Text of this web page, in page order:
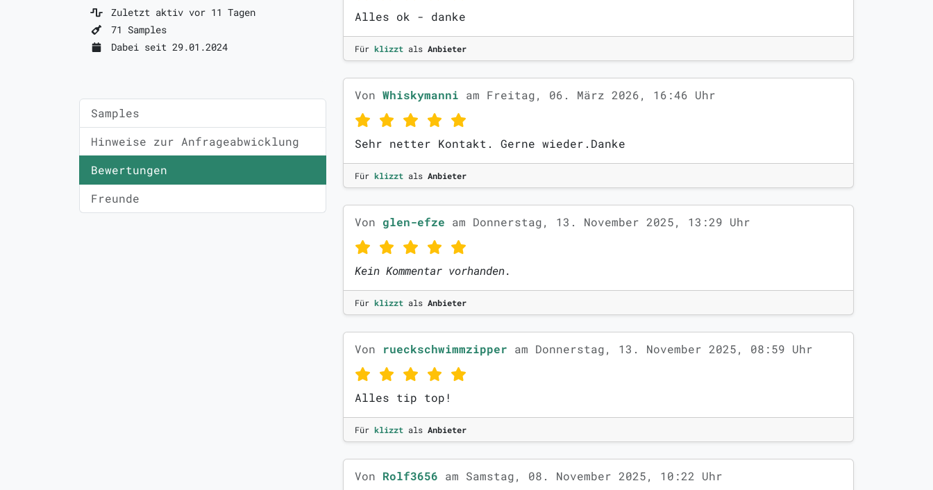
Zuletzt aktiv vor 11 Tagen
71 Samples
Dabei seit 29.01.2024
Samples
Hinweise zur Anfrageabwicklung
Bewertungen
Freunde
Alles ok - danke
Für klizzt als Anbieter
Von Whiskymanni am Freitag, 06. März 2026, 16:46 Uhr
Sehr netter Kontakt. Gerne wieder.Danke
Für klizzt als Anbieter
Von glen-efze am Donnerstag, 13. November 2025, 13:29 Uhr
Kein Kommentar vorhanden.
Für klizzt als Anbieter
Von rueckschwimmzipper am Donnerstag, 13. November 2025, 08:59 Uhr
Alles tip top!
Für klizzt als Anbieter
Von Rolf3656 am Samstag, 08. November 2025, 10:22 Uhr